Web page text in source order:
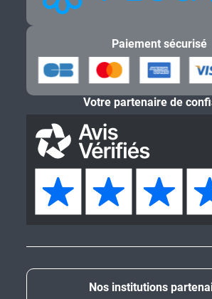
Nos institutions
Paiement sécurisé
Votre partenaire de